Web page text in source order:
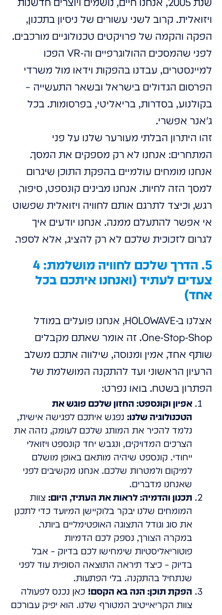
שנת 2005, אנחנו חיים, נושמים ויוצרים חדשנות
ויזואלית. קרוב לשני עשורים של ניסיון בתכנון,
הפקה והקמה של פרויקטים טכנולוגיים מורכבים.
לפני שהמסכים ההולוגרפיים וה-VR הפכו
למיינסטרים, עבדנו בהפקות וידאו מול משרדי
הפרסום הגדולים בישראל ובשאר התעשייה –
בקולנוע, בסדרות, בריאליטי, בפרסומות. בכל
ג'אנר אפשרי.
זהו היתרון הבלתי מעורער שלנו על פני
המתחרים: אנחנו לא רק מספקים את המסך.
אנחנו מומחים עולמיים בהפקת התוכן שיגרום
למסך הזה לחיות. אנחנו מבינים קונספט, סיפור,
רגש, וכיצד לתרגם אותם לחוויה ויזואלית שפשוט
אי אפשר להתעלם ממנה. אנחנו יודעים איך
לגרום לזכוכית שלכם לא רק להציג, אלא לספר.
5. הדרך שלכם לחוויה מושלמת: 4
צעדים לעתיד (ואנחנו איתכם בכל
אחד)
אצלנו ב-HOLOWAVE, אנחנו פועלים במודל
One-Stop-Shop. זה אומר שאתם מקבלים
שותף אחד, אמין ומנוסה, שילווה אתכם משלב
הרעיון הראשוני ועד להתקנה המושלמת של
הפתרון בשטח. בואו נפרט:
אפיון וקונספט: החזון שלכם פוגש את
הטכנולוגיה שלנו: נפגש איתכם לפגישה אישית,
נלמד להכיר את המותג שלכם לעומק, נזהה את
הצרכים המדויקים, ונגבש יחד קונספט ויזואלי
ייחודי. קונספט שיהיה מותאם באופן מושלם
למיקום ולמטרות שלכם. אנחנו מקשיבים לפני
שאנחנו מדברים.
תכנון והדמיה: לראות את העתיד, היום: צוות
המומחים שלנו יבקר בלוקיישן המיועד כדי לתכנן
את סוג וגודל התצוגה האופטימליים ביותר.
במקרה הצורך, נספק לכם הדמיות
פוטוריאליסטיות שימחישו לכם בדיוק – אבל
בדיוק – כיצד תיראה התוצאה הסופית עוד לפני
שנתחיל בהתקנה. בלי הפתעות.
הפקת תוכן: הנה בא הקסם! כאן נכנס לפעולה
צוות הקריאייטיב המטורף שלנו. הוא יפיק עבורכם